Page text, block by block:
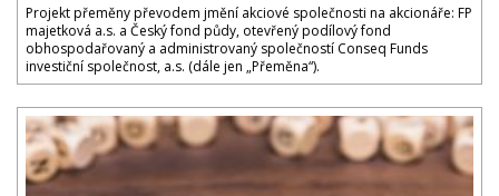
Projekt přeměny převodem jmění akciové společnosti na akcionáře: FP
majetková a.s. a Český fond půdy, otevřený podílový fond
obhospodařovaný a administrovaný společností Conseq Funds
investiční společnost, a.s. (dále jen „Přeměna“).